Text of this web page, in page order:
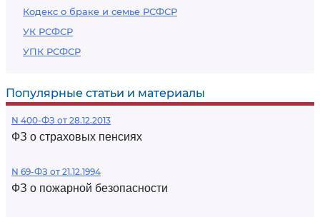
Кодекс о браке и семье РСФСР
УК РСФСР
УПК РСФСР
Популярные статьи и материалы
N 400-ФЗ от 28.12.2013
ФЗ о страховых пенсиях
N 69-ФЗ от 21.12.1994
ФЗ о пожарной безопасности